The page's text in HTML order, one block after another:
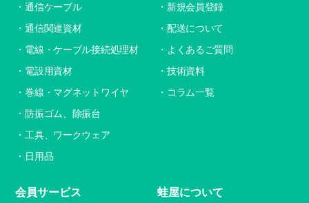
通信ケーブル
通信関連資材
電線・ケーブル接続処理材
電設用資材
巻線・マグネットワイヤ
防振ゴム、除振台
工具、ワークウェア
日用品
新規会員登録
配送について
よくあるご質問
技術資料
コラム一覧
会員サービス 蛙屋について